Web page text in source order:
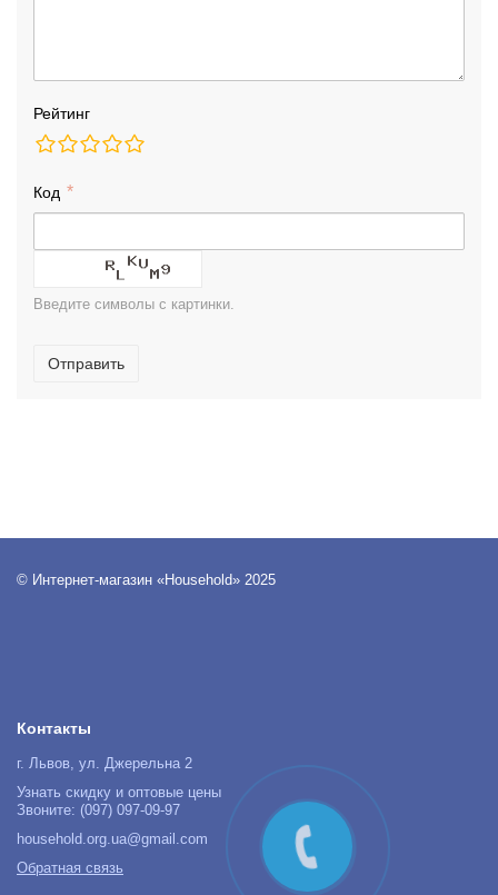
Рейтинг
Код
Введите символы с картинки.
Отправить
© Интернет-магазин «Household» 2025
Контакты
г. Львов, ул. Джерельна 2
Узнать скидку и оптовые цены
Звоните: (097) 097-09-97
household.org.ua@gmail.com
Обратная связь